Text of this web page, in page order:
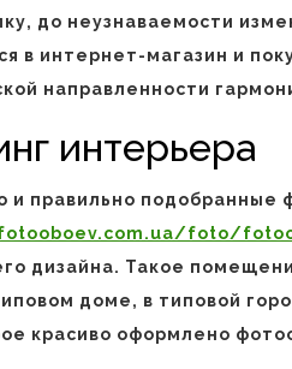
до неузнаваемости
в интернет-магазин и
направленности
интерьера
и правильно подобранные
foto/
дизайна. Такое
доме, в типовой
красиво оформлено